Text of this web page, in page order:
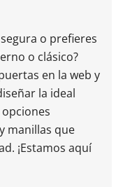
o prefieres
o clásico?
en la web y
la ideal
manillas que
¡Estamos aquí